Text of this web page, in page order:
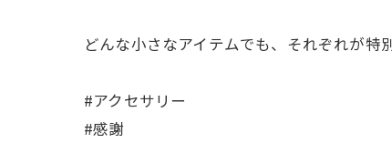
どんな小さなアイテムでも、それぞれが特
#アクセサリー
#感謝